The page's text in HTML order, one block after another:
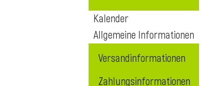
Kalender
Allgemeine Informationen
Versandinformationen
Zahlungsinformationen